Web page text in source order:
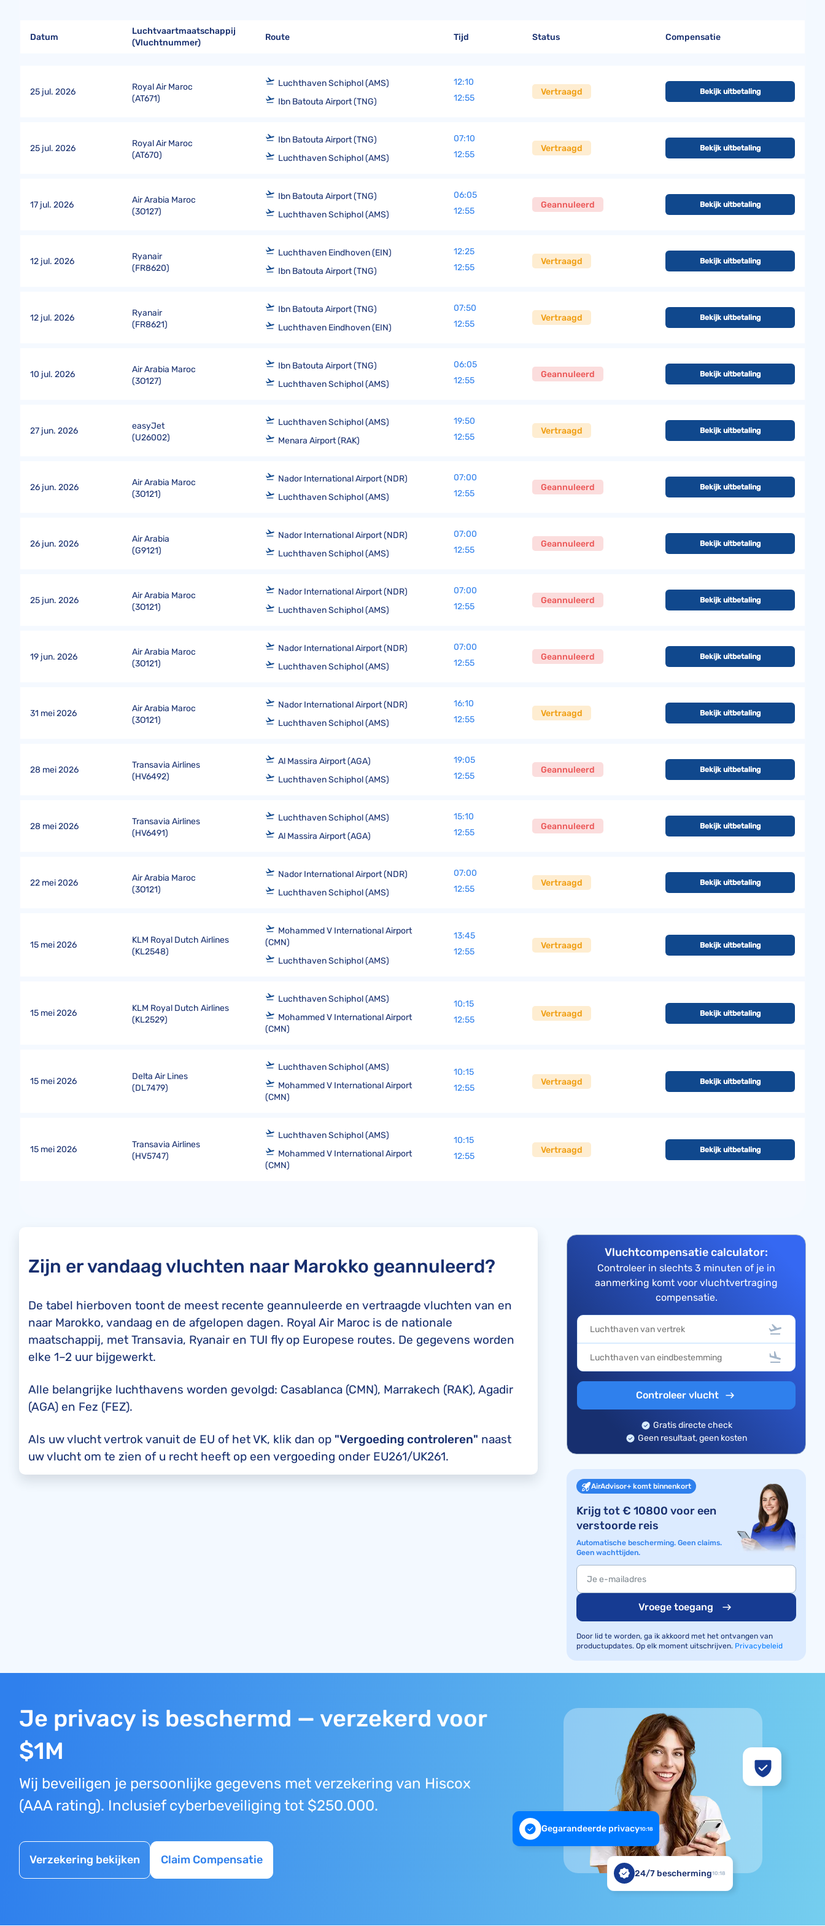
Datum
Luchtvaartmaatschappij
(Vluchtnummer)
Route Tijd Status Compensatie
25 jul. 2026
Royal Air Maroc
(AT671)
Luchthaven Schiphol (AMS)
Ibn Batouta Airport (TNG)
12:10
12:55
Vertraagd Bekijk uitbetaling
25 jul. 2026
Royal Air Maroc
(AT670)
Ibn Batouta Airport (TNG)
Luchthaven Schiphol (AMS)
07:10
12:55
Vertraagd Bekijk uitbetaling
17 jul. 2026
Air Arabia Maroc
(3O127)
Ibn Batouta Airport (TNG)
Luchthaven Schiphol (AMS)
06:05
12:55
Geannuleerd Bekijk uitbetaling
12 jul. 2026
Ryanair
(FR8620)
Luchthaven Eindhoven (EIN)
Ibn Batouta Airport (TNG)
12:25
12:55
Vertraagd Bekijk uitbetaling
12 jul. 2026
Ryanair
(FR8621)
Ibn Batouta Airport (TNG)
Luchthaven Eindhoven (EIN)
07:50
12:55
Vertraagd Bekijk uitbetaling
10 jul. 2026
Air Arabia Maroc
(3O127)
Ibn Batouta Airport (TNG)
Luchthaven Schiphol (AMS)
06:05
12:55
Geannuleerd Bekijk uitbetaling
27 jun. 2026
easyJet
(U26002)
Luchthaven Schiphol (AMS)
Menara Airport (RAK)
19:50
12:55
Vertraagd Bekijk uitbetaling
26 jun. 2026
Air Arabia Maroc
(3O121)
Nador International Airport (NDR)
Luchthaven Schiphol (AMS)
07:00
12:55
Geannuleerd Bekijk uitbetaling
26 jun. 2026
Air Arabia
(G9121)
Nador International Airport (NDR)
Luchthaven Schiphol (AMS)
07:00
12:55
Geannuleerd Bekijk uitbetaling
25 jun. 2026
Air Arabia Maroc
(3O121)
Nador International Airport (NDR)
Luchthaven Schiphol (AMS)
07:00
12:55
Geannuleerd Bekijk uitbetaling
19 jun. 2026
Air Arabia Maroc
(3O121)
Nador International Airport (NDR)
Luchthaven Schiphol (AMS)
07:00
12:55
Geannuleerd Bekijk uitbetaling
31 mei 2026
Air Arabia Maroc
(3O121)
Nador International Airport (NDR)
Luchthaven Schiphol (AMS)
16:10
12:55
Vertraagd Bekijk uitbetaling
28 mei 2026
Transavia Airlines
(HV6492)
Al Massira Airport (AGA)
Luchthaven Schiphol (AMS)
19:05
12:55
Geannuleerd Bekijk uitbetaling
28 mei 2026
Transavia Airlines
(HV6491)
Luchthaven Schiphol (AMS)
Al Massira Airport (AGA)
15:10
12:55
Geannuleerd Bekijk uitbetaling
22 mei 2026
Air Arabia Maroc
(3O121)
Nador International Airport (NDR)
Luchthaven Schiphol (AMS)
07:00
12:55
Vertraagd Bekijk uitbetaling
15 mei 2026
KLM Royal Dutch Airlines
(KL2548)
Mohammed V International Airport
(CMN)
Luchthaven Schiphol (AMS)
13:45
12:55
Vertraagd Bekijk uitbetaling
15 mei 2026
KLM Royal Dutch Airlines
(KL2529)
Luchthaven Schiphol (AMS)
Mohammed V International Airport
(CMN)
10:15
12:55
Vertraagd Bekijk uitbetaling
15 mei 2026
Delta Air Lines
(DL7479)
Luchthaven Schiphol (AMS)
Mohammed V International Airport
(CMN)
10:15
12:55
Vertraagd Bekijk uitbetaling
15 mei 2026
Transavia Airlines
(HV5747)
Luchthaven Schiphol (AMS)
Mohammed V International Airport
(CMN)
10:15
12:55
Vertraagd Bekijk uitbetaling
Zijn er vandaag vluchten naar Marokko geannuleerd?
De tabel hierboven toont de meest recente geannuleerde en vertraagde vluchten van en
naar Marokko, vandaag en de afgelopen dagen. Royal Air Maroc is de nationale
maatschappij, met Transavia, Ryanair en TUI fly op Europese routes. De gegevens worden
elke 1–2 uur bijgewerkt.
Alle belangrijke luchthavens worden gevolgd: Casablanca (CMN), Marrakech (RAK), Agadir
(AGA) en Fez (FEZ).
Als uw vlucht vertrok vanuit de EU of het VK, klik dan op "Vergoeding controleren" naast
uw vlucht om te zien of u recht heeft op een vergoeding onder EU261/UK261.
Vluchtcompensatie calculator:
Controleer in slechts 3 minuten of je in
aanmerking komt voor vluchtvertraging
compensatie.
Controleer vlucht
Gratis directe check
Geen resultaat, geen kosten
AirAdvisor+ komt binnenkort
Krijg tot € 10800 voor een
verstoorde reis
Automatische bescherming. Geen claims.
Geen wachttijden.
Vroege toegang
Door lid te worden, ga ik akkoord met het ontvangen van
productupdates. Op elk moment uitschrijven. Privacybeleid
Je privacy is beschermd — verzekerd voor
$1M
Wij beveiligen je persoonlijke gegevens met verzekering van Hiscox
(AAA rating). Inclusief cyberbeveiliging tot $250.000.
Verzekering bekijken Claim Compensatie
Gegarandeerde privacy10:18
24/7 bescherming10:18